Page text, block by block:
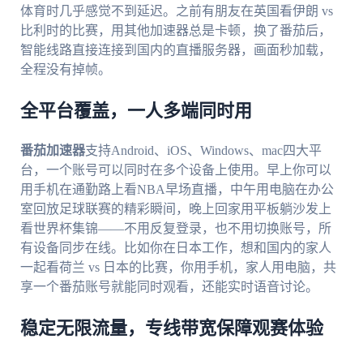
体育时几乎感觉不到延迟。之前有朋友在英国看伊朗 vs
比利时的比赛，用其他加速器总是卡顿，换了番茄后，
智能线路直接连接到国内的直播服务器，画面秒加载，
全程没有掉帧。
全平台覆盖，一人多端同时用
番茄加速器支持Android、iOS、Windows、mac四大平
台，一个账号可以同时在多个设备上使用。早上你可以
用手机在通勤路上看NBA早场直播，中午用电脑在办公
室回放足球联赛的精彩瞬间，晚上回家用平板躺沙发上
看世界杯集锦——不用反复登录，也不用切换账号，所
有设备同步在线。比如你在日本工作，想和国内的家人
一起看荷兰 vs 日本的比赛，你用手机，家人用电脑，共
享一个番茄账号就能同时观看，还能实时语音讨论。
稳定无限流量，专线带宽保障观赛体验